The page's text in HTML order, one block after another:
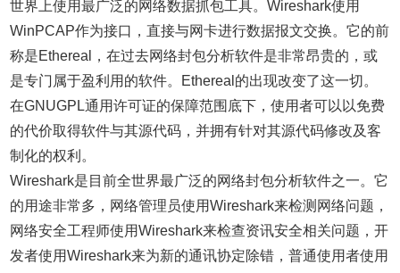
世界上使用最广泛的网络数据抓包工具。Wireshark使用
WinPCAP作为接口，直接与网卡进行数据报文交换。它的前
称是Ethereal，在过去网络封包分析软件是非常昂贵的，或
是专门属于盈利用的软件。Ethereal的出现改变了这一切。
在GNUGPL通用许可证的保障范围底下，使用者可以以免费
的代价取得软件与其源代码，并拥有针对其源代码修改及客
制化的权利。
Wireshark是目前全世界最广泛的网络封包分析软件之一。它
的用途非常多，网络管理员使用Wireshark来检测网络问题，
网络安全工程师使用Wireshark来检查资讯安全相关问题，开
发者使用Wireshark来为新的通讯协定除错，普通使用者使用